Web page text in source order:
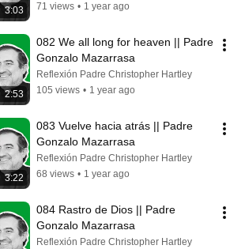
3:03
71 views • 1 year ago
2:53
082 We all long for heaven || Padre
Gonzalo Mazarrasa
Reflexión Padre Christopher Hartley
105 views • 1 year ago
3:22
083 Vuelve hacia atrás || Padre
Gonzalo Mazarrasa
Reflexión Padre Christopher Hartley
68 views • 1 year ago
084 Rastro de Dios || Padre
Gonzalo Mazarrasa
Reflexión Padre Christopher Hartley